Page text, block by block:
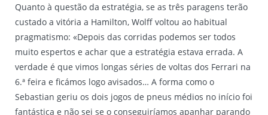
Quanto à questão da estratégia, se as três paragens terão
custado a vitória a Hamilton, Wolff voltou ao habitual
pragmatismo: «Depois das corridas podemos ser todos
muito espertos e achar que a estratégia estava errada. A
verdade é que vimos longas séries de voltas dos Ferrari na
6.ª feira e ficámos logo avisados… A forma como o
Sebastian geriu os dois jogos de pneus médios no início foi
fantástica e não sei se o conseguiríamos apanhar parando